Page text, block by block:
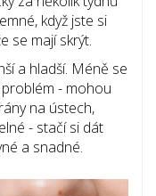
když jste si
se mají skrýt.
a hladší. Méně se
problém - mohou
na ústech,
- stačí si dát
a snadné.